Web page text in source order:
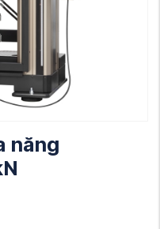
năng